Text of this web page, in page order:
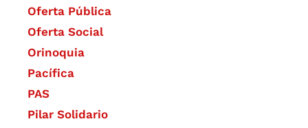
Oferta Pública
Oferta Social​​
Orinoquia
Pacífica
PAS
Pilar Solidario